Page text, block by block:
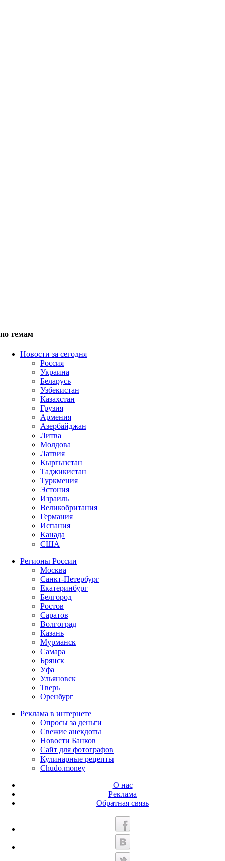
по темам
Новости за сегодня
Россия
Украина
Беларусь
Узбекистан
Казахстан
Грузия
Армения
Азербайджан
Литва
Молдова
Латвия
Кыргызстан
Таджикистан
Туркмения
Эстония
Израиль
Великобритания
Германия
Испания
Канада
США
Регионы России
Москва
Санкт-Петербург
Екатеринбург
Белгород
Ростов
Саратов
Волгоград
Казань
Мурманск
Самара
Брянск
Уфа
Ульяновск
Тверь
Оренбург
Реклама в интернете
Опросы за деньги
Свежие анекдоты
Новости Банков
Сайт для фотографов
Кулинарные рецепты
Chudo.money
О нас
Реклама
Обратная связь